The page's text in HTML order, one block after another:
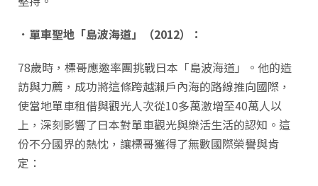
．單車聖地「島波海道」（2012）：
78歲時，標哥應邀率團挑戰日本「島波海道」。他的造
訪與力薦，成功將這條跨越瀨戶內海的路線推向國際，
使當地單車租借與觀光人次從10多萬激增至40萬人以
上，深刻影響了日本對單車觀光與樂活生活的認知。這
份不分國界的熱忱，讓標哥獲得了無數國際榮譽與肯
定：